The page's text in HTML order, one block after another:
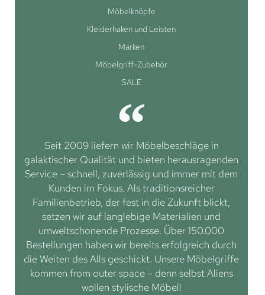
Möbelknöpfe
Kleiderhaken und Leisten
Marken
Möbelgriff-Zubehör
SALE
Seit 2009 liefern wir Möbelbeschläge in
galaktischer Qualität und bieten herausragenden
Service – schnell, zuverlässig und immer mit dem
Kunden im Fokus. Als traditionsreicher
Familienbetrieb, der fest in die Zukunft blickt,
setzen wir auf langlebige Materialien und
umweltschonende Prozesse. Über 150.000
Bestellungen haben wir bereits erfolgreich durch
die Weiten des Alls geschickt. Unsere Möbelgriffe
kommen from outer space – denn selbst Aliens
wollen stylische Möbel!